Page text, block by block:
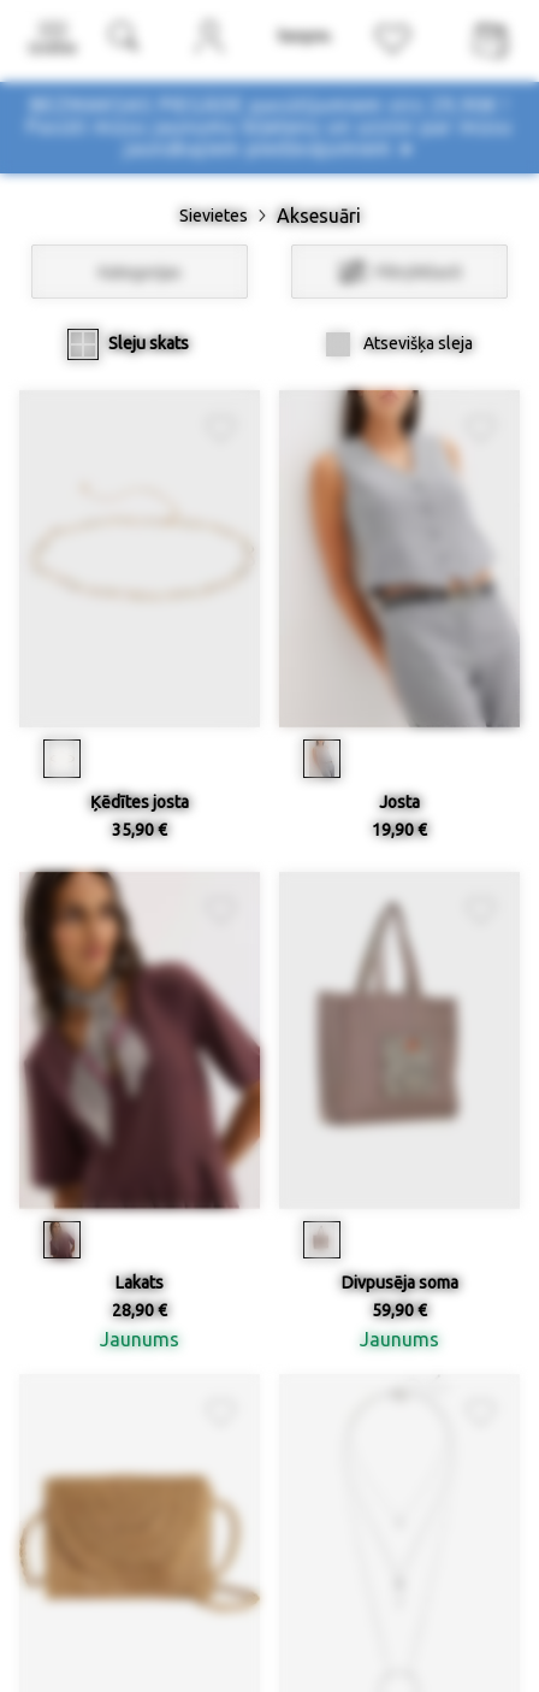
BEZMAKSAS PIEGĀDE pasūtījumiem virs 29,90€ !
Pasūti mūsu jaunumu biļetenu un uzzini par mūsu
Sievietes Aksesuāri
Kategorijas Filtri/Atlasīt
Sleju skats Atsevišķa sleja
Ķēdītes josta
35,90 €
Josta
19,90 €
Lakats
28,90 €
Jaunums
Divpusēja soma
59,90 €
Jaunums